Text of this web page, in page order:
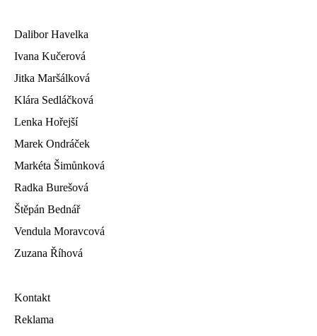
Dalibor Havelka
Ivana Kučerová
Jitka Maršálková
Klára Sedláčková
Lenka Hořejší
Marek Ondráček
Markéta Šimůnková
Radka Burešová
Štěpán Bednář
Vendula Moravcová
Zuzana Říhová
Kontakt
Reklama